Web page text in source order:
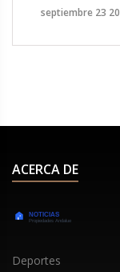
Belo
septiembre 23
ACERCA DE
Deportes